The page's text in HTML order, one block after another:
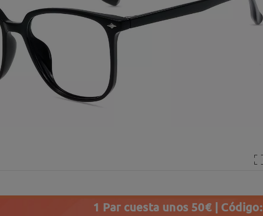
1 Par cuesta unos 50€ | Código: